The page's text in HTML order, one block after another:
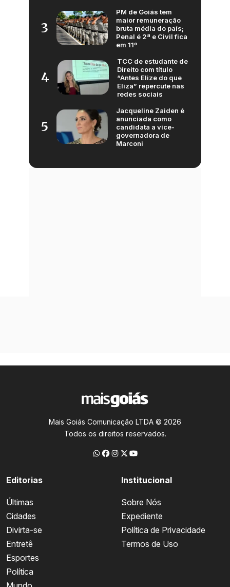
3
PM de Goiás tem
maior remuneração
bruta média do país;
Penal é 2ª e Civil fica
em 11º
4
TCC de estudante de
Direito com título
“Antes Elize do que
Eliza” repercute nas
redes sociais
5
Jacqueline Zaiden é
anunciada como
candidata a vice-
governadora de
Marconi
Mais Goiás Comunicação LTDA © 2026
Todos os direitos reservados.
Editorias
Últimas
Cidades
Divirta-se
Entretê
Esportes
Política
Institucional
Sobre Nós
Expediente
Política de Privacidade
Termos de Uso